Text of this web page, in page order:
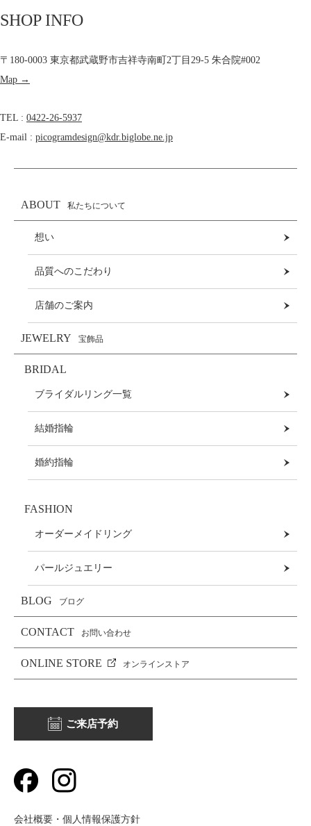
SHOP INFO
〒180-0003 東京都武蔵野市吉祥寺南町2丁目29-5 朱合院#002
Map →
TEL : 0422-26-5937
E-mail : picogramdesign@kdr.biglobe.ne.jp
ABOUT 私たちについて
想い
品質へのこだわり
店舗のご案内
JEWELRY 宝飾品
BRIDAL
ブライダルリング一覧
結婚指輪
婚約指輪
FASHION
オーダーメイドリング
パールジュエリー
BLOG ブログ
CONTACT お問い合わせ
ONLINE STORE オンラインストア
ご来店予約
会社概要・個人情報保護方針